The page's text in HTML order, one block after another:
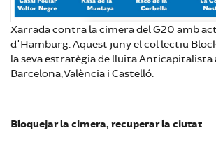
Xarrada contra la cimera del G20 amb
d'Hamburg. Aquest juny el col·lectiu
la seva estratègia de lluita Anticapitalista
Barcelona, València i Castelló.
Bloquejar la cimera, recuperar la ciutat